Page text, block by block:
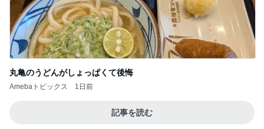
丸亀のうどんがしょっぱくて後悔
Amebaトピックス 1日前
記事を読む